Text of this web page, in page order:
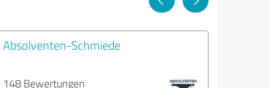
Absolventen-Schmiede
148 Bewertungen